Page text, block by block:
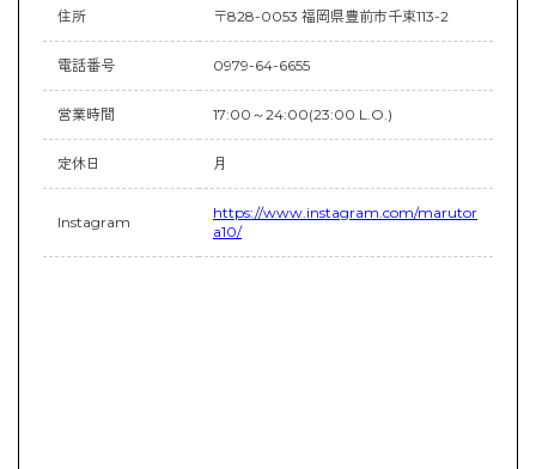
住所 〒828-0053 福岡県豊前市千束113-2
電話番号 0979-64-6655
営業時間 17:00～24:00(23:00 L.O.)
定休日 月
Instagram
https://www.instagram.com/marutor
a10/